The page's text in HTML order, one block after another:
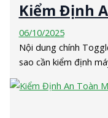
Kiểm Định
06/10/2025
Nội dung chính
sao cần kiểm định